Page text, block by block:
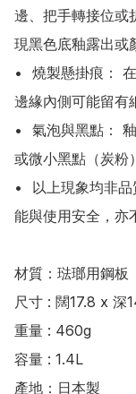
邊、把手轉接位或
現黑色底釉露出或
•	燒製懸掛痕： 在燒製過程中，產品需懸掛支撐，因此在
邊緣內側可能留有
•	氣泡與黑點： 釉料在高溫燒製下，偶爾會產生細小氣泡
或微小黑點（炭粉
•	以上現象均非品質瑕疵： 這些工藝特點不會影響烹飪功
能與使用安全，亦
材質：琺瑯用鋼板
尺寸 : 闊17.8 x 深
重量 : 460g
容量 : 1.4L
產地：日本製